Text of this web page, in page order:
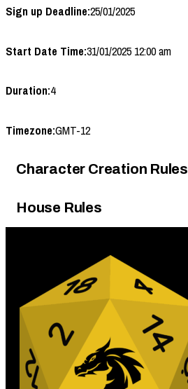
Sign up Deadline:25/01/2025
Start Date Time:31/01/2025 12:00 am
Duration:4
Timezone:GMT-12
Character Creation Rules
House Rules